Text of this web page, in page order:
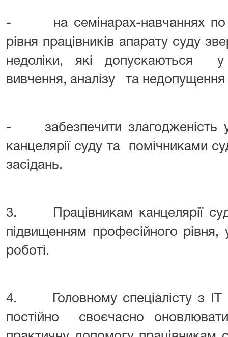
- на семінарах-навчаннях по
рівня працівників апарату суду
недоліки, які допускаються
вивчення, аналізу та
- забезпечити злагодженість у
канцелярії суду та помічниками
засідань.
3. Працівникам канцелярії
підвищенням професійного
роботі.
4. Головному спеціалісту з ІТ
постійно своєчасно